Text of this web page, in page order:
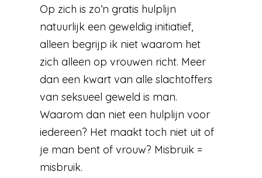
Op zich is zo’n gratis hulplijn
natuurlijk een geweldig initiatief,
alleen begrijp ik niet waarom het
zich alleen op vrouwen richt. Meer
dan een kwart van alle slachtoffers
van seksueel geweld is man.
Waarom dan niet een hulplijn voor
iedereen? Het maakt toch niet uit of
je man bent of vrouw? Misbruik =
misbruik.